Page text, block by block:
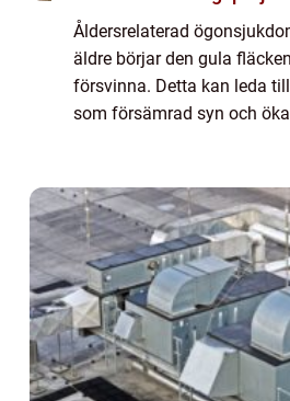
Åldersrelaterad
äldre börjar den gula
försvinna. Detta kan leda
som försämrad syn och